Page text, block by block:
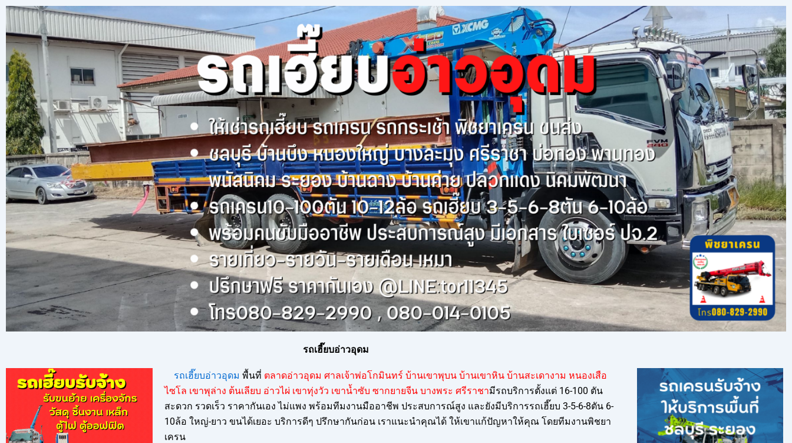
รถเฮี๊ยบอ่าวอุดม
รถเฮี๊ยบอ่าวอุดม พื้นที่ ตลาดอ่าวอุดม ศาลเจ้าพ่อโกมินทร์ บ้านเขาพุบน บ้านเขาหิน บ้านสะเดางาม หนองเสือ
ไซโล เขาพุล่าง ต้นเลียบ อ่าวไผ่ เขาทุ่งวัว เขาน้ำซับ ซากยายจีน บางพระ ศรีราชามีรถบริการตั้งแต่ 16-100 ตัน
สะดวก รวดเร็ว ราคากันเอง ไม่แพง พร้อมทีมงานมืออาชีพ ประสบการณ์สูง และยังมีบริการรถเฮี๊ยบ 3-5-6-8ตัน 6-
10ล้อ ใหญ่-ยาว ขนได้เยอะ บริการดีๆ ปรึกษากันก่อน เราแนะนำคุณได้ ให้เขาแก้ปัญหาให้คุณ โดยทีมงานพิชยา
เครน